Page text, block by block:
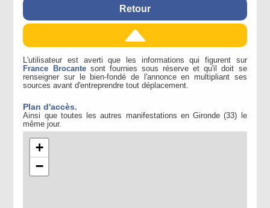
Retour
L'utilisateur est averti que les informations qui figurent sur
France Brocantesont fournies sous réserve et qu'il doit se
renseigner sur le bien-fondé de l'annonce en multipliant ses
sources avant d'entreprendre tout déplacement.
Plan d'accès.
Ainsi que toutes les autres manifestations en Gironde (33) le
même jour.
+
−